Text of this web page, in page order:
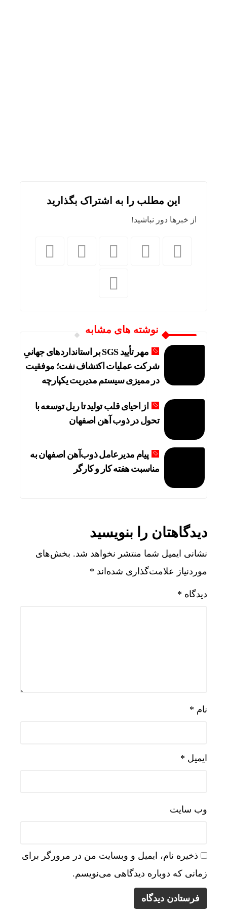
این مطلب را به اشتراک بگذارید
از خبرها دور نباشید!
نوشته های مشابه
مهر تأیید SGS بر استانداردهای جهانیِ
شرکت عملیات اکتشاف نفت؛ موفقیت
در ممیزی سیستم مدیریت یکپارچه
از احیای قلب تولید تا ریل توسعه با
تحول در ذوب آهن اصفهان
پیام مدیرعامل ذوب‌آهن اصفهان به
مناسبت هفته کار و کارگر
دیدگاهتان را بنویسید
نشانی ایمیل شما منتشر نخواهد شد. بخش‌های
موردنیاز علامت‌گذاری شده‌اند *
دیدگاه *
نام *
ایمیل *
وب‌ سایت
ذخیره نام، ایمیل و وبسایت من در مرورگر برای
زمانی که دوباره دیدگاهی می‌نویسم.